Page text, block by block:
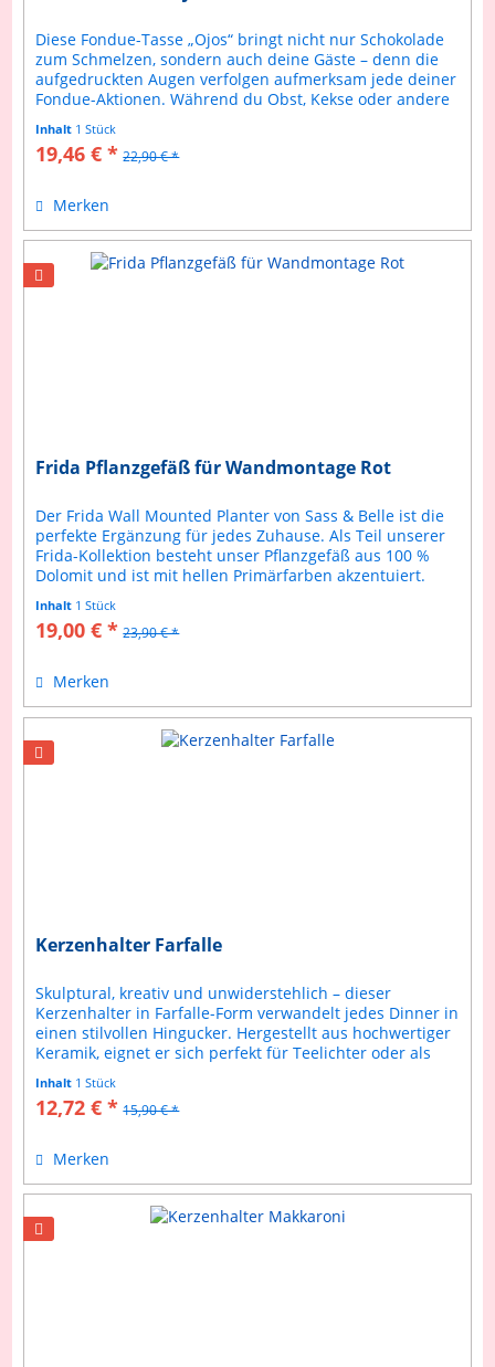
Diese Fondue-Tasse „Ojos“ bringt nicht nur Schokolade
zum Schmelzen, sondern auch deine Gäste – denn die
aufgedruckten Augen verfolgen aufmerksam jede deiner
Fondue-Aktionen. Während du Obst, Kekse oder andere
Inhalt 1 Stück
19,46 € * 22,90 € *
Merken
Frida Pflanzgefäß für Wandmontage Rot
Der Frida Wall Mounted Planter von Sass & Belle ist die
perfekte Ergänzung für jedes Zuhause. Als Teil unserer
Frida-Kollektion besteht unser Pflanzgefäß aus 100 %
Dolomit und ist mit hellen Primärfarben akzentuiert.
Inhalt 1 Stück
19,00 € * 23,90 € *
Merken
Kerzenhalter Farfalle
Skulptural, kreativ und unwiderstehlich – dieser
Kerzenhalter in Farfalle-Form verwandelt jedes Dinner in
einen stilvollen Hingucker. Hergestellt aus hochwertiger
Keramik, eignet er sich perfekt für Teelichter oder als
Inhalt 1 Stück
12,72 € * 15,90 € *
Merken